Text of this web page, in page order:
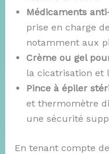
Médicaments
prise en charge
notamment aux
Crème ou gel
la cicatrisation et
Pince à épiler
et thermomètre
une sécurité
En tenant compte